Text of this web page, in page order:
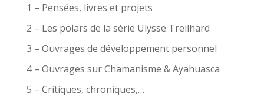
1 – Pensées, livres et projets
2 – Les polars de la série Ulysse Treilhard
3 – Ouvrages de développement personnel
4 – Ouvrages sur Chamanisme & Ayahuasca
5 – Critiques, chroniques,…